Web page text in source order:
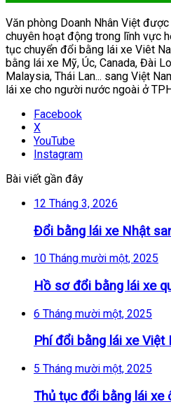
Văn phòng Doanh Nhân Việt
chuyên hoạt động trong lĩnh vực
tục chuyển đổi bằng lái xe Viêt
bằng lái xe Mỹ, Úc, Canada, Đài
Malaysia, Thái Lan... sang Việt
lái xe cho người nước ngoài ở
Facebook
X
YouTube
Instagram
Bài viết gần đây
12 Tháng 3, 2026
Đổi bằng lái xe Nhật
10 Tháng mười một, 2025
Hồ sơ đổi bằng lái xe
6 Tháng mười một, 2025
Phí đổi bằng lái xe
5 Tháng mười một, 2025
Thủ tục đổi bằng lái xe